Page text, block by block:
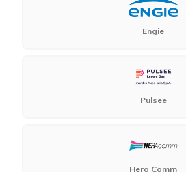
Engie
Pulsee
Hera Comm